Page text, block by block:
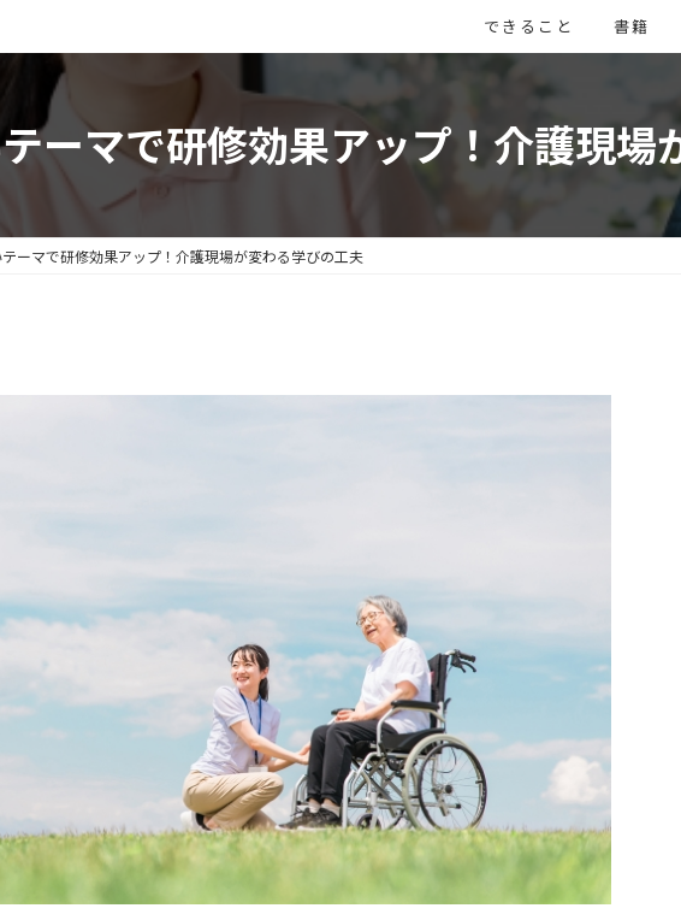
できること 書籍
ーマで研修効果アップ！介護現場
ーマで研修効果アップ！介護現場が変わる学びの工夫